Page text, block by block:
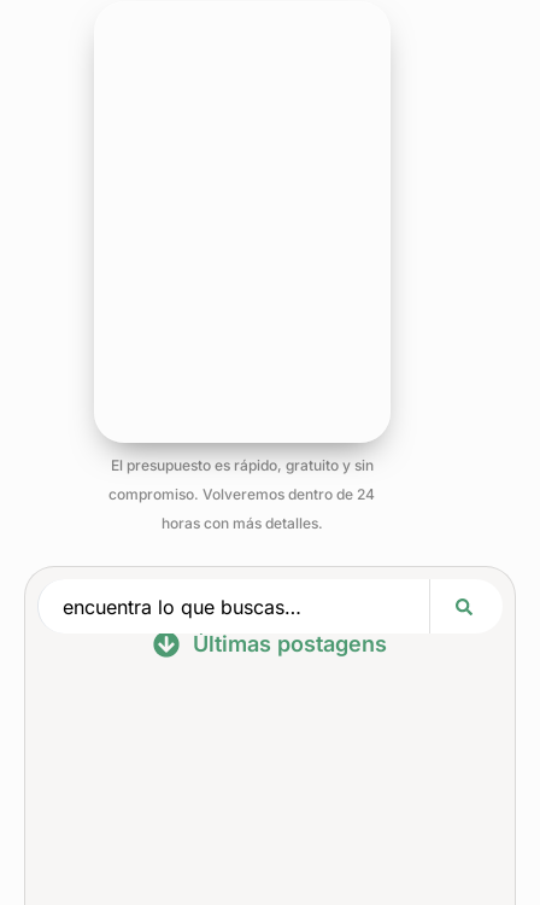
Últimas postagens
El presupuesto es rápido, gratuito y sin
compromiso. Volveremos dentro de 24
horas con más detalles.